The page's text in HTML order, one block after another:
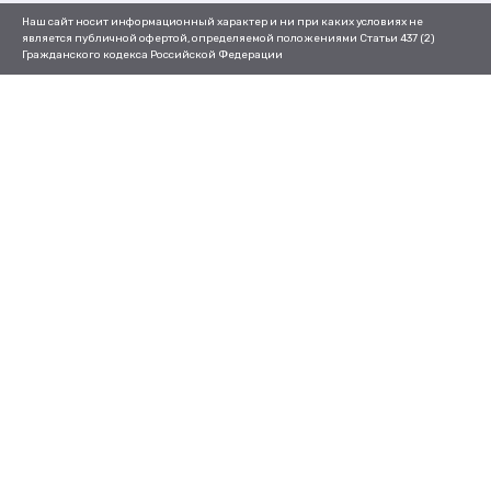
Наш сайт носит информационный характер и ни при каких условиях не
является публичной офертой, определяемой положениями Статьи 437 (2)
Гражданского кодекса Российской Федерации